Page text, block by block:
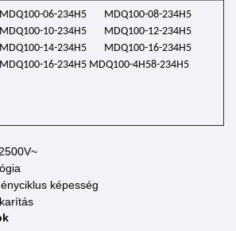
MDQ100-06-234H5 MDQ100-08-234H5
MDQ100-10-234H5 MDQ100-12-234H5
MDQ100-14-234H5 MDQ100-16-234H5
MDQ100-16-234H5 MDQ100-4H58-234H5
képesség